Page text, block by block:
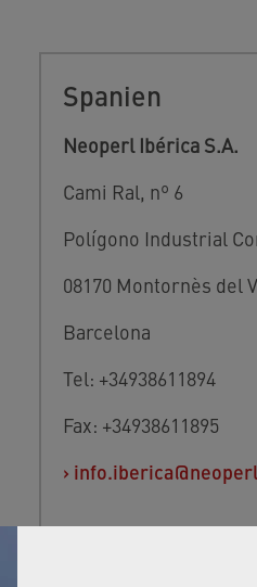
Spanien
Neoperl Ibérica S.A.
Cami Ral, nº 6
Polígono Industrial
08170 Montornès del
Barcelona
Tel: +34938611894
Fax: +34938611895
›